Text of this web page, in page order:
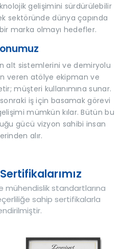
gelişimini sürdürülebilir
sektöründe dünya çapında
marka olmayı hedefler.
alt sistemlerini ve demiryolu
veren atölye ekipman ve
müşteri kullanımına sunar.
iş için basamak görevi
mümkün kılar. Bütün bu
gücü vizyon sahibi insan
alır.
mühendislik standartlarına
sahip sertifikalarla